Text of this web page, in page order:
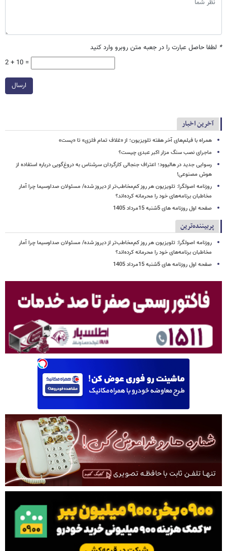
* لطفا حاصل عبارت را در جعبه متن روبرو وارد کنید
2 + 10 =
ارسال
آخرین اخبار
همراه با فیلم‌های آخر هفته تلویزیون؛ از «غلاف تمام فلزی» تا «پست»
ماجرای نصب سنگ مزار اکبر عبدی چیست؟
رسوایی جدید در هالیوود؛ اعتراف جنجالی کارگردان سرشناس به دروغ‌گویی درباره استفاده از
هوش مصنوعی!
روزنامه اصولگرا: تلویزیون هر روز کم‌مخاطب‌تر از دیروز شده/ مسئولان صداوسیما چرا آمار
مخاطبان برنامه‌های خود را محرمانه کرده‌اند؟
صفحه اول روزنامه های 5شنبه 15مرداد 1405
پربیننده‌ترین
روزنامه اصولگرا: تلویزیون هر روز کم‌مخاطب‌تر از دیروز شده/ مسئولان صداوسیما چرا آمار
مخاطبان برنامه‌های خود را محرمانه کرده‌اند؟
صفحه اول روزنامه های 5شنبه 15مرداد 1405